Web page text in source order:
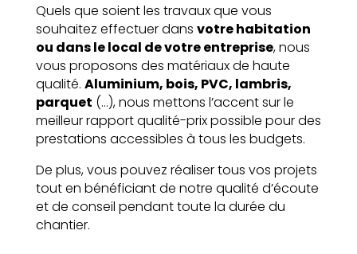
Quels que soient les travaux que vous
souhaitez effectuer dans votre habitation
ou dans le local de votre entreprise, nous
vous proposons des matériaux de haute
qualité. Aluminium, bois, PVC, lambris,
parquet (…), nous mettons l’accent sur le
meilleur rapport qualité-prix possible pour des
prestations accessibles à tous les budgets.
De plus, vous pouvez réaliser tous vos projets
tout en bénéficiant de notre qualité d’écoute
et de conseil pendant toute la durée du
chantier.